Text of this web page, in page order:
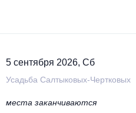
5 сентября 2026, Сб
Усадьба Салтыковых-Чертковых
места заканчиваются